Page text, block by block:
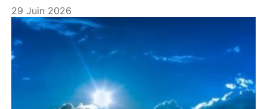
y
29 Juin 2026